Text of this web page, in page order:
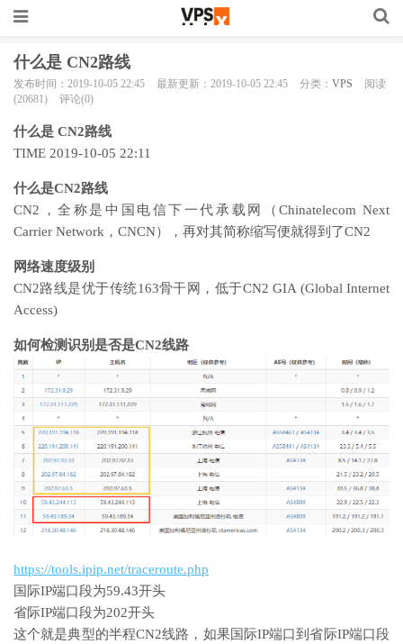
什么是 CN2路线
发布时间：2019-10-05 22:45 最新更新：2019-10-05 22:45 分类： VPS
阅读
(20681)
评论(0)
什么是 CN2路线
TIME 2019-10-05 22:11
什么是CN2路线
CN2，全称是中国电信下一代承载网（Chinatelecom Next
Carrier Network，CNCN），再对其简称缩写便就得到了CN2
网络速度级别
CN2路线是优于传统163骨干网，低于CN2 GIA (Global Internet
Access)
如何检测识别是否是CN2线路
https://tools.ipip.net/traceroute.php
国际IP端口段为59.43开头
省际IP端口段为202开头
这个就是典型的半程CN2线路，如果国际IP端口到省际IP端口段